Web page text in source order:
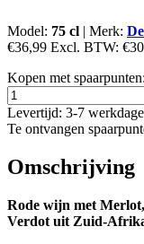
Model: 75 cl | Merk:
€36,99 Excl. BTW:
Kopen met spaarpunten:
Levertijd: 3-7
Te ontvangen
Omschrijving
Rode wijn met
Verdot uit Zuid-